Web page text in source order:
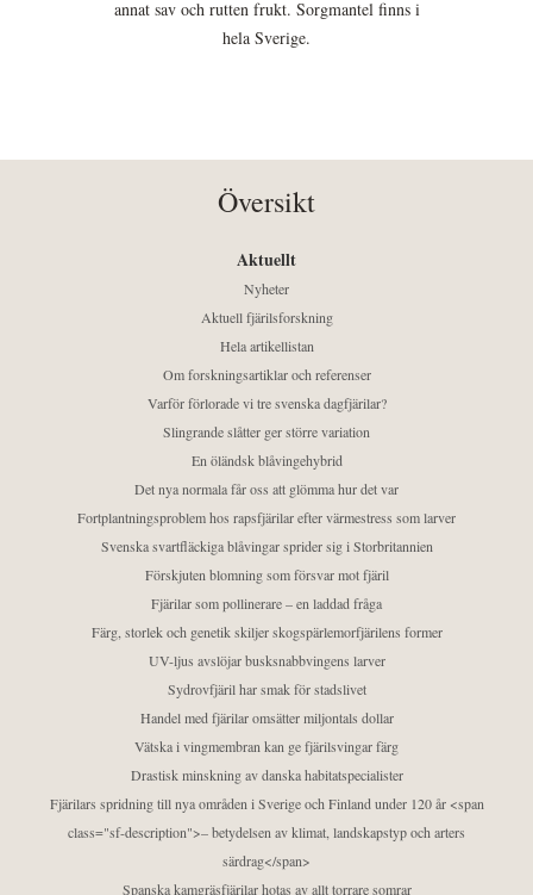
annat sav och rutten frukt. Sorgmantel finns i
hela Sverige.
Översikt
Aktuellt
Nyheter
Aktuell fjärilsforskning
Hela artikellistan
Om forskningsartiklar och referenser
Varför förlorade vi tre svenska dagfjärilar?
Slingrande slåtter ger större variation
En öländsk blåvingehybrid
Det nya normala får oss att glömma hur det var
Fortplantningsproblem hos rapsfjärilar efter värmestress som larver
Svenska svartfläckiga blåvingar sprider sig i Storbritannien
Förskjuten blomning som försvar mot fjäril
Fjärilar som pollinerare – en laddad fråga
Färg, storlek och genetik skiljer skogspärlemorfjärilens former
UV-ljus avslöjar busksnabbvingens larver
Sydrovfjäril har smak för stadslivet
Handel med fjärilar omsätter miljontals dollar
Vätska i vingmembran kan ge fjärilsvingar färg
Drastisk minskning av danska habitatspecialister
Fjärilars spridning till nya områden i Sverige och Finland under 120 år <span
class="sf-description">– betydelsen av klimat, landskapstyp och arters
särdrag</span>
Spanska kamgräsfjärilar hotas av allt torrare somrar